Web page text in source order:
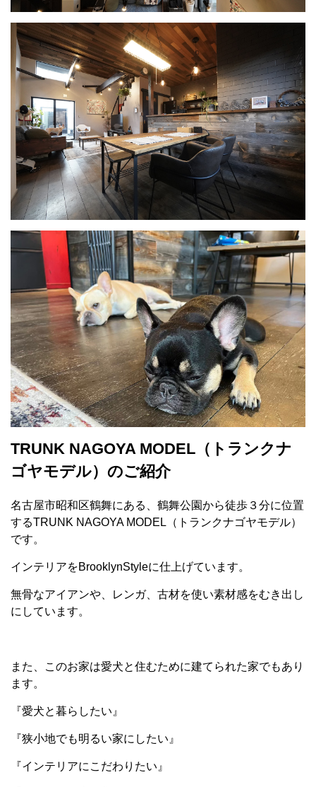
TRUNK NAGOYA MODEL（トランクナ
ゴヤモデル）のご紹介
名古屋市昭和区鶴舞にある、鶴舞公園から徒歩３分に位置
するTRUNK NAGOYA MODEL（トランクナゴヤモデル）
です。
インテリアをBrooklynStyleに仕上げています。
無骨なアイアンや、レンガ、古材を使い素材感をむき出し
にしています。
また、このお家は愛犬と住むために建てられた家でもあり
ます。
『愛犬と暮らしたい』
『狭小地でも明るい家にしたい』
『インテリアにこだわりたい』